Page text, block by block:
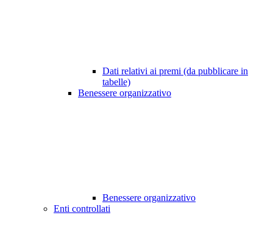
Dati relativi ai premi (da pubblicare in
tabelle)
Benessere organizzativo
Benessere organizzativo
Enti controllati